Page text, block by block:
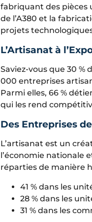
fabriquant des pièces
de l’A380 et la
projets
L’Artisanat à
Saviez-vous que 30
000 entreprises
Parmi elles, 66 %
qui les rend
Des Entreprises
L’artisanat est un
l’économie nationale
réparties de manière
41 % dans les
28 % dans les
31 % dans les